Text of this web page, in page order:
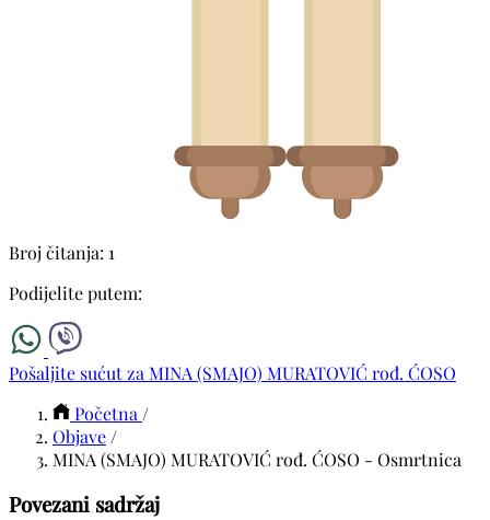
Broj čitanja: 1
Podijelite putem:
Pošaljite sućut za MINA (SMAJO) MURATOVIĆ rođ. ĆOSO
Početna /
Objave /
MINA (SMAJO) MURATOVIĆ rođ. ĆOSO - Osmrtnica
Povezani sadržaj